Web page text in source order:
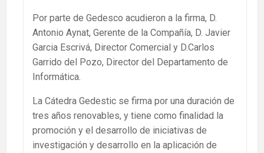
Por parte de Gedesco acudieron a la firma, D.
Antonio Aynat, Gerente de la Compañía, D. Javier
Garcia Escrivá, Director Comercial y D.Carlos
Garrido del Pozo, Director del Departamento de
Informática.
La Cátedra Gedestic se firma por una duración de
tres años renovables, y tiene como finalidad la
promoción y el desarrollo de iniciativas de
investigación y desarrollo en la aplicación de